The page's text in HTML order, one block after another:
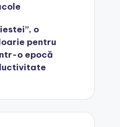
o
pentru
o epocă